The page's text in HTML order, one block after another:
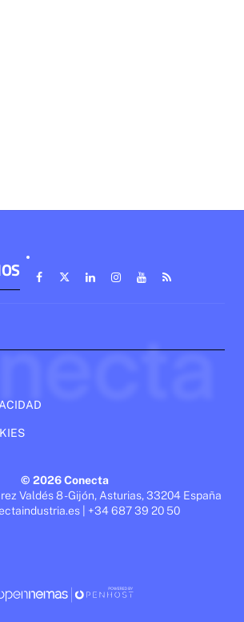
© 2026 Conecta
Valdés 8 - Gijón, Asturias, 33204 España
| +34 687 39 20 50